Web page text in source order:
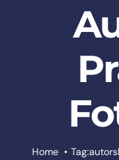
Home Tag: